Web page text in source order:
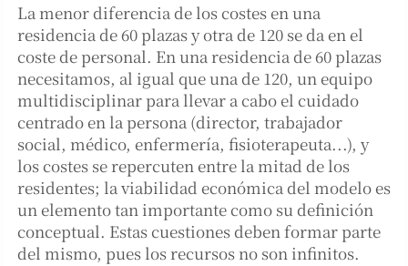
La menor diferencia de los costes en una
residencia de 60 plazas y otra de 120 se da en el
coste de personal. En una residencia de 60 plazas
necesitamos, al igual que una de 120, un equipo
multidisciplinar para llevar a cabo el cuidado
centrado en la persona (director, trabajador
social, médico, enfermería, fisioterapeuta...), y
los costes se repercuten entre la mitad de los
residentes; la viabilidad económica del modelo es
un elemento tan importante como su definición
conceptual. Estas cuestiones deben formar parte
del mismo, pues los recursos no son infinitos.